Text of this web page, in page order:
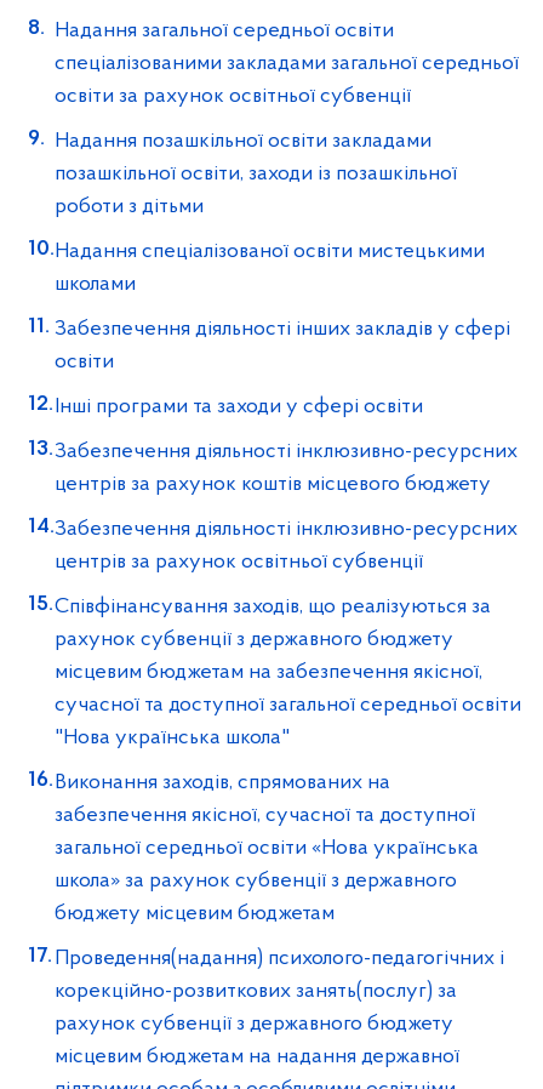
Надання загальної середньої освіти
спеціалізованими закладами загальної середньої
освіти за рахунок освітньої субвенції
Надання позашкільної освіти закладами
позашкільної освіти, заходи із позашкільної
роботи з дітьми
Надання спеціалізованої освіти мистецькими
школами
Забезпечення діяльності інших закладів у сфері
освіти
Інші програми та заходи у сфері освіти
Забезпечення діяльності інклюзивно-ресурсних
центрів за рахунок коштів місцевого бюджету
Забезпечення діяльності інклюзивно-ресурсних
центрів за рахунок освітньої субвенції
Співфінансування заходів, що реалізуються за
рахунок субвенції з державного бюджету
місцевим бюджетам на забезпечення якісної,
сучасної та доступної загальної середньої освіти
"Нова українська школа"
Виконання заходів, спрямованих на
забезпечення якісної, сучасної та доступної
загальної середньої освіти «Нова українська
школа» за рахунок субвенції з державного
бюджету місцевим бюджетам
Проведення(надання) психолого-педагогічних і
корекційно-розвиткових занять(послуг) за
рахунок субвенції з державного бюджету
місцевим бюджетам на надання державної